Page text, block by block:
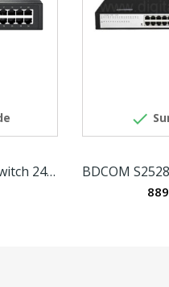
TP-Link TL-SG1024D - Switch 24 ports Gigabit
